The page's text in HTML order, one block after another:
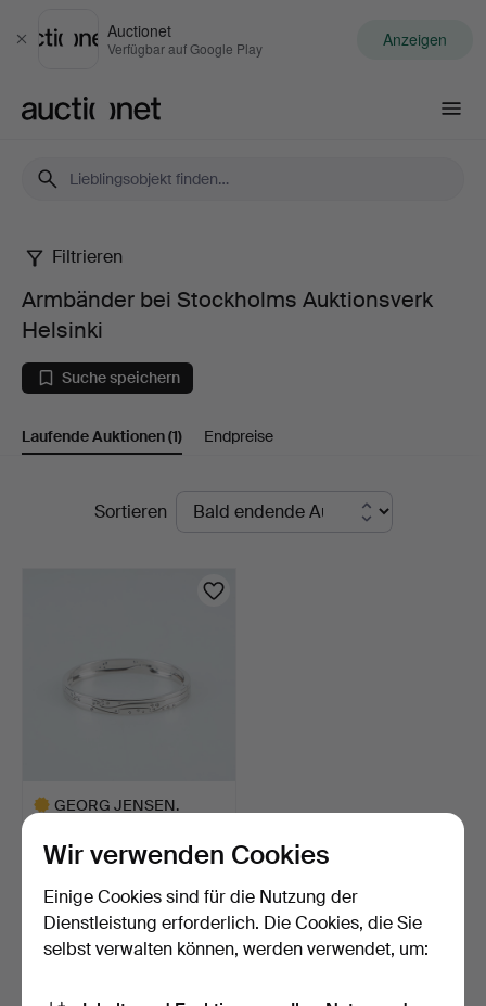
Schließen
Auctionet
Verfügbar auf Google Play Anzeigen
Armbänder
bei
Stockholms
Auktionsverk
Filtrieren
Armbänder bei Stockholms Auktionsverk
Helsinki
Suche speichern
Laufende Auktionen(1) Endpreise
LaufendeSortieren
GEORG JENSEN.
Nina…
4 Tage
2.891 USD
Ausgewähltes
ObjektSuche speichern
Sie können auch in Beendete Auktionen aus unserem
Wir verwenden Cookies
Einige Cookies sind für die Nutzung der
Dienstleistung erforderlich. Die Cookies, die Sie
selbst verwalten können, werden verwendet, um: